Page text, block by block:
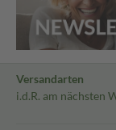
Versandarten
i.d.R. am nächsten